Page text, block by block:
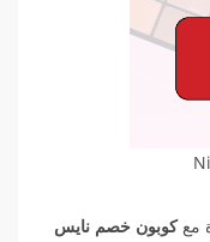
معكوبون خصم نايس